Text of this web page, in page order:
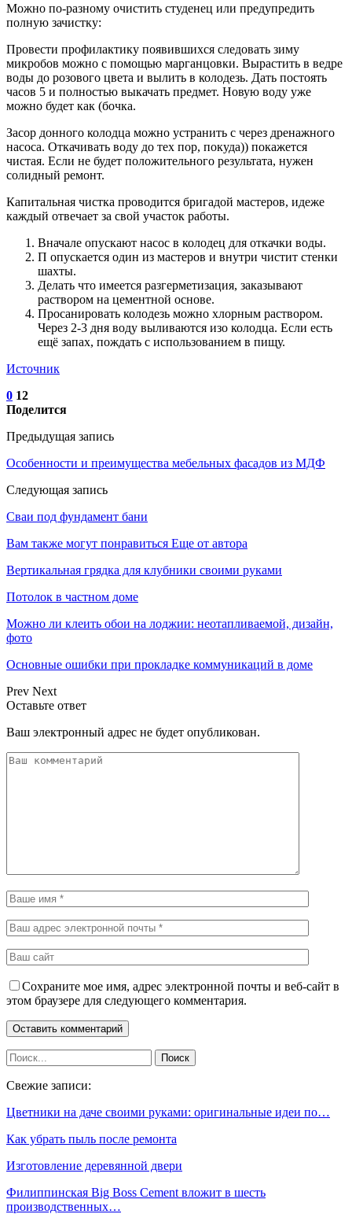
Можно по-разному очистить студенец или предупредить
полную зачистку:
Провести профилактику появившихся следовать зиму
микробов можно с помощью марганцовки. Вырастить в ведре
воды до розового цвета и вылить в колодезь. Дать постоять
часов 5 и полностью выкачать предмет. Новую воду уже
можно будет как (бочка.
Засор донного колодца можно устранить с через дренажного
насоса. Откачивать воду до тех пор, покуда)) покажется
чистая. Если не будет положительного результата, нужен
солидный ремонт.
Капитальная чистка проводится бригадой мастеров, идеже
каждый отвечает за свой участок работы.
Вначале опускают насос в колодец для откачки воды.
П опускается один из мастеров и внутри чистит стенки
шахты.
Делать что имеется разгерметизация, заказывают
раствором на цементной основе.
Просанировать колодезь можно хлорным раствором.
Через 2-3 дня воду выливаются изо колодца. Если есть
ещё запах, пождать с использованием в пищу.
Источник
0 12
Поделится
Предыдущая запись
Особенности и преимущества мебельных фасадов из МДФ
Следующая запись
Сваи под фундамент бани
Вам также могут понравиться Еще от автора
Вертикальная грядка для клубники своими руками
Потолок в частном доме
Можно ли клеить обои на лоджии: неотапливаемой, дизайн,
фото
Основные ошибки при прокладке коммуникаций в доме
Prev Next
Оставьте ответ
Ваш электронный адрес не будет опубликован.
Сохраните мое имя, адрес электронной почты и веб-сайт в
этом браузере для следующего комментария.
Свежие записи:
Цветники на даче своими руками: оригинальные идеи по…
Как убрать пыль после ремонта
Изготовление деревянной двери
Филиппинская Big Boss Cement вложит в шесть
производственных…